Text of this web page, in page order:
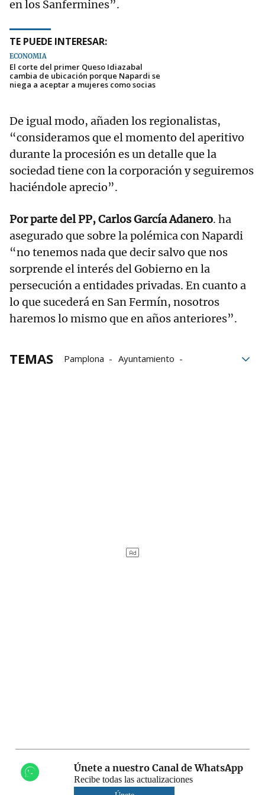
en los Sanfermines”.
TE PUEDE INTERESAR:
ECONOMÍA
El corte del primer Queso Idiazabal
cambia de ubicación porque Napardi se
niega a aceptar a mujeres como socias
De igual modo, añaden los regionalistas,
“consideramos que el momento del aperitivo
durante la procesión es un detalle que la
sociedad tiene con la corporación y seguiremos
haciéndole aprecio”.
Por parte del PP, Carlos García Adanero. ha
asegurado que sobre la polémica con Napardi
“no tenemos nada que decir salvo que nos
sorprende el interés del Gobierno en la
persecución a entidades privadas. En cuanto a
lo que sucederá en San Fermín, nosotros
haremos lo mismo que en años anteriores”.
TEMAS Pamplona
Ayuntamiento
Únete a nuestro Canal de WhatsApp
Recibe todas las actualizaciones